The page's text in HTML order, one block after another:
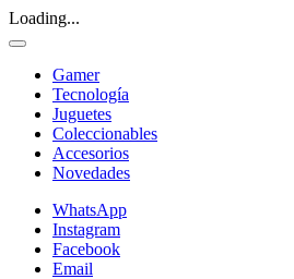
Loading...
Gamer
Tecnología
Juguetes
Coleccionables
Accesorios
Novedades
WhatsApp
Instagram
Facebook
Email